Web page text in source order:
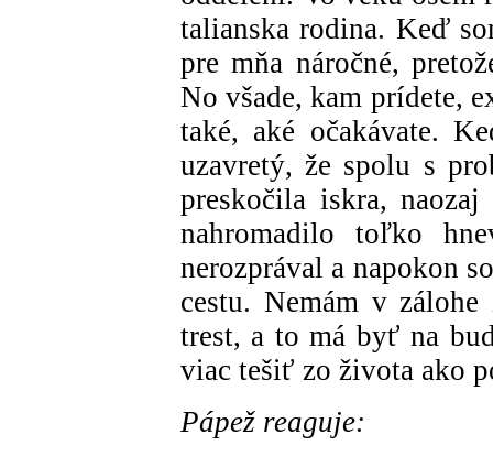
talianska rodina. Keď
pre mňa náročné,
No všade, kam prídete,
také, aké očakávate.
uzavretý, že spolu s
preskočila iskra,
nahromadilo toľko
nerozprával a napokon
cestu. Nemám v
trest, a to má byť na
viac tešiť zo života ako
Pápež reaguje: